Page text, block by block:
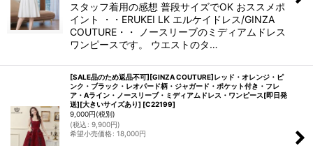
スタッフ着用の感想 普段サイズでOK おススメポ
イント ・・ERUKEI LK エルケイドレス/GINZA
COUTURE・・ ノースリーブのミディアムドレス
ワンピースです。 ウエストのタ…
[SALE品のため返品不可][GINZA COUTURE]レッド・オレンジ・ピ
ンク・ブラック・レオパード柄・ジャガード・ポケット付き・フレ
ア・Aライン・ノースリーブ・ミディアムドレス・ワンピース[即日発
送][大きいサイズあり] [C22199]
9,000円(税別)
(税込: 9,900円)
希望小売価格: 18,000円